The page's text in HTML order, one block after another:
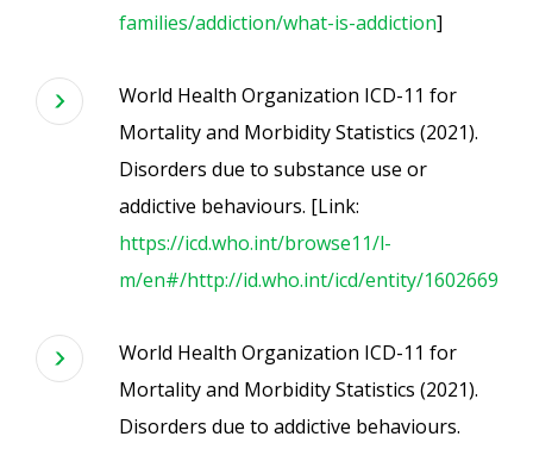
families/addiction/what-is-addiction]
World Health Organization ICD-11 for
Mortality and Morbidity Statistics (2021).
Disorders due to substance use or
addictive behaviours. [Link:
https://icd.who.int/browse11/l-
m/en#/http://id.who.int/icd/entity/1602669465
World Health Organization ICD-11 for
Mortality and Morbidity Statistics (2021).
Disorders due to addictive behaviours.